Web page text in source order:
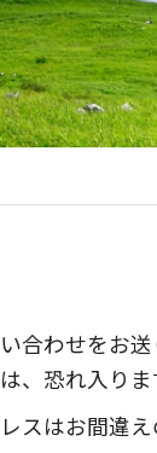
合わせをお
、恐れ入り
スはお間違え